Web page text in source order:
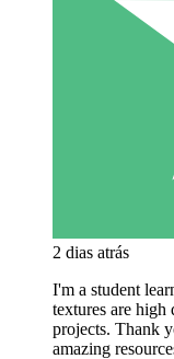
2 dias atrás
I'm a student
textures are
projects. Thank
amazing